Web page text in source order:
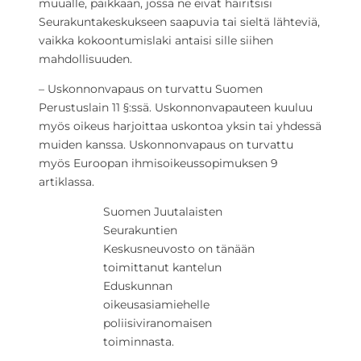
muualle, paikkaan, jossa ne eivät häiritsisi
Seurakuntakeskukseen saapuvia tai sieltä lähteviä,
vaikka kokoontumislaki antaisi sille siihen
mahdollisuuden.
– Uskonnonvapaus on turvattu Suomen
Perustuslain 11 §:ssä. Uskonnonvapauteen kuuluu
myös oikeus harjoittaa uskontoa yksin tai yhdessä
muiden kanssa. Uskonnonvapaus on turvattu
myös Euroopan ihmisoikeussopimuksen 9
artiklassa.
Suomen Juutalaisten
Seurakuntien
Keskusneuvosto on tänään
toimittanut kantelun
Eduskunnan
oikeusasiamiehelle
poliisiviranomaisen
toiminnasta.